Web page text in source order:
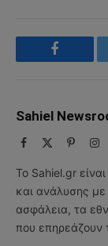
Facebook
Sahiel
Facebook Pinterest
Το Sahiel.gr
και ανάλυσης με
ασφάλεια, τα
που επηρεάζουν